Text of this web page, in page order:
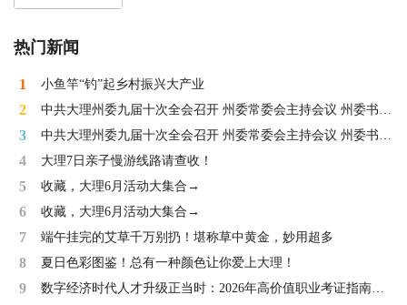
热门新闻
1 小鱼竿“钓”起乡村振兴大产业
2
中共大理州委九届十次全会召开 州委常委会主持会议 州委书记
杨国宗讲话 审议通过关于召开中国共产党大理州第十次代表大
会的决议
3
中共大理州委九届十次全会召开 州委常委会主持会议 州委书记
杨国宗讲话 审议通过关于召开中国共产党大理州第十次代表大
会的决议
4 大理7日亲子慢游线路请查收！
5 收藏，大理6月活动大集合→
6 收藏，大理6月活动大集合→
7 端午挂完的艾草千万别扔！堪称草中黄金，妙用超多
8 夏日色彩图鉴！总有一种颜色让你爱上大理！
9
数字经济时代人才升级正当时：2026年高价值职业考证指南发